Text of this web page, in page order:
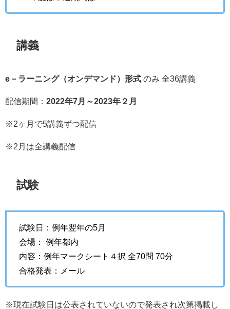
講義
e－ラーニング（オンデマンド）形式 のみ 全36講義
配信期間： 2022年7月～2023年２月
※2ヶ月で5講義ずつ配信
※2月は全講義配信
試験
試験日：例年翌年の5月
会場： 例年都内
内容：例年マークシート４択 全70問 70分
合格発表：メール
※現在試験日は公表されていないので発表され次第掲載し